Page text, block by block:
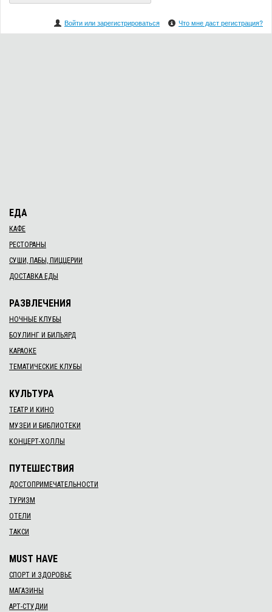
Войти или зарегистрироваться Что мне даст регистрация?
ЕДА
КАФЕ
РЕСТОРАНЫ
СУШИ, ПАБЫ, ПИЦЦЕРИИ
ДОСТАВКА ЕДЫ
РАЗВЛЕЧЕНИЯ
НОЧНЫЕ КЛУБЫ
БОУЛИНГ И БИЛЬЯРД
КАРАОКЕ
ТЕМАТИЧЕСКИЕ КЛУБЫ
КУЛЬТУРА
ТЕАТР И КИНО
МУЗЕИ И БИБЛИОТЕКИ
КОНЦЕРТ-ХОЛЛЫ
ПУТЕШЕСТВИЯ
ДОСТОПРИМЕЧАТЕЛЬНОСТИ
ТУРИЗМ
ОТЕЛИ
ТАКСИ
MUST HAVE
СПОРТ И ЗДОРОВЬЕ
МАГАЗИНЫ
АРТ-СТУДИИ